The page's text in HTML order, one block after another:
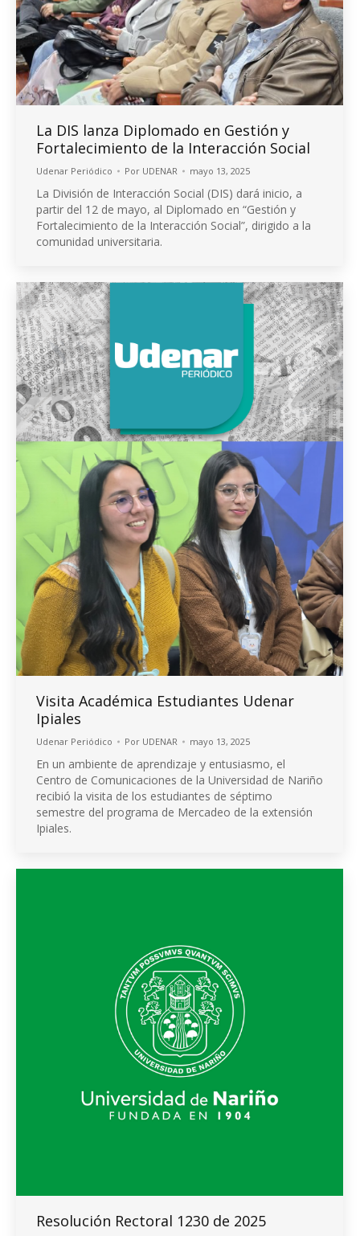
La DIS lanza Diplomado en Gestión y
Fortalecimiento de la Interacción Social
Udenar Periódico Por UDENAR mayo 13, 2025
La División de Interacción Social (DIS) dará inicio, a
partir del 12 de mayo, al Diplomado en “Gestión y
Fortalecimiento de la Interacción Social”, dirigido a la
comunidad universitaria.
Visita Académica Estudiantes Udenar
Ipiales
Udenar Periódico Por UDENAR mayo 13, 2025
En un ambiente de aprendizaje y entusiasmo, el
Centro de Comunicaciones de la Universidad de Nariño
recibió la visita de los estudiantes de séptimo
semestre del programa de Mercadeo de la extensión
Ipiales.
Resolución Rectoral 1230 de 2025